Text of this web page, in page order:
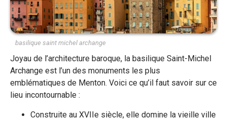
basilique saint michel archange
Joyau de l’architecture baroque, la basilique Saint-Michel
Archange est l’un des monuments les plus
emblématiques de Menton. Voici ce qu’il faut savoir sur ce
lieu incontournable :
Construite au XVIIe siècle, elle domine la vieille ville